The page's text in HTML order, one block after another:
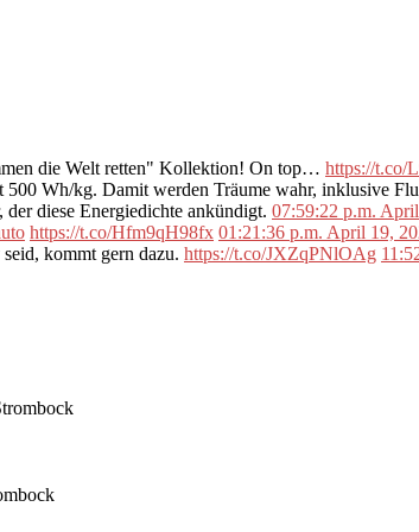
die Welt retten" Kollektion! On top… https://t.co/
500 Wh/kg. Damit werden Träume wahr, inklusive
diese Energiedichte ankündigt. 07:59:22 p.m.
https://t.co/Hfm9qH98fx 01:21:36 p.m. April 19,
kommt gern dazu. https://t.co/JXZqPNlOAg